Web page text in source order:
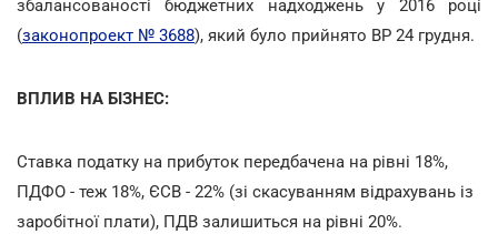
збалансованості бюджетних надходжень у 2016 році
(законопроект № 3688), який було прийнято ВР 24 грудня.
ВПЛИВ НА БІЗНЕС:
Ставка податку на прибуток передбачена на рівні 18%,
ПДФО - теж 18%, ЄСВ - 22% (зі скасуванням відрахувань із
заробітної плати), ПДВ залишиться на рівні 20%.